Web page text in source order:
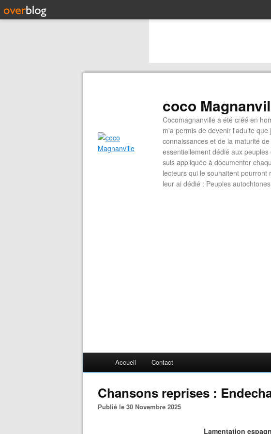
coco
Cocomagnanville a été créé en
m'a permis de devenir l'adulte
connaissances et de la maturité
essentiellement dédié aux
suis appliquée à documenter
lecteurs qui le souhaitent
leur ai dédié : Peuples
Accueil Contact
Chansons reprises :
Publié le 30 Novembre 2025
Lamentation